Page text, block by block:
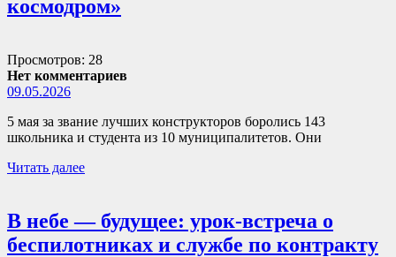
космодром»
Просмотров: 28
Нет комментариев
09.05.2026
5 мая за звание лучших конструкторов боролись 143
школьника и студента из 10 муниципалитетов. Они
Читать далее
В небе — будущее: урок-встреча о
беспилотниках и службе по контракту